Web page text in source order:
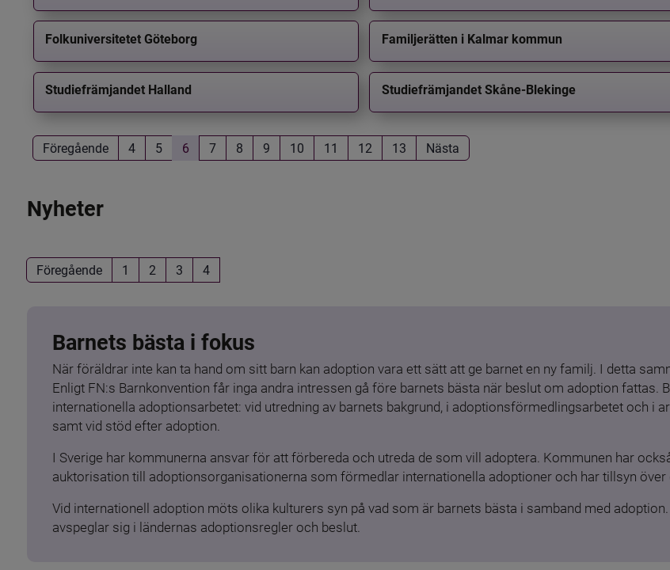
Folkuniversitetet Göteborg Familjerätten i Kalmar kommun
Studiefrämjandet Halland Studiefrämjandet Skåne-Blekinge
Föregående 4 5 6 7 8 9 10 11 12 13 Nästa
Nyheter
Föregående 1 2 3 4
Barnets bästa i fokus
När föräldrar inte kan ta hand om sitt barn kan adoption vara ett sätt att ge barnet en ny familj. I detta
Enligt FN:s Barnkonvention får inga andra intressen gå före barnets bästa när beslut om adoption fattas.
internationella adoptionsarbetet: vid utredning av barnets bakgrund, i adoptionsförmedlingsarbetet och i
samt vid stöd efter adoption.
I Sverige har kommunerna ansvar för att förbereda och utreda de som vill adoptera. Kommunen har
auktorisation till adoptionsorganisationerna som förmedlar internationella adoptioner och har tillsyn över
Vid internationell adoption möts olika kulturers syn på vad som är barnets bästa i samband med
avspeglar sig i ländernas adoptionsregler och beslut.